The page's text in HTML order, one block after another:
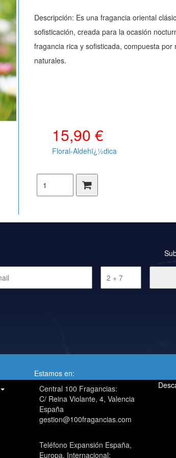
Descripción: Es una fragancia oriental
sofisticación, creada para la ocasión
fragancia rica y sofisticada, compuesta
naturales.
15,90 €
Floral-Aldehï¿½dica
Estamos en:
Central 100 Fragancias:
C/ Reina Violante, 4, Valencia
España
gestion@100fragancias.com
Teléfono Expansión España,
Europa, Internacional: